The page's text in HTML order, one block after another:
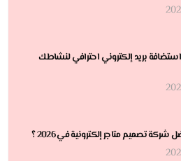
بريد إلكتروني احترافي لنشاطك
تصميم متاجر إلكترونية في 2026 ؟